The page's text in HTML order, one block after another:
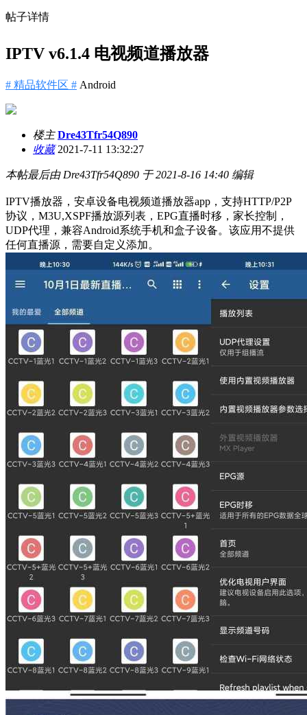
帖子详情
IPTV v6.1.4 电视频道播放器
# 精品软件区 # Android
楼主 Dre43Tfr54Q890
收藏2021-7-11 13:32:27
本帖最后由 Dre43Tfr54Q890 于 2021-8-16 14:40 编辑
IPTV播放器，安卓设备电视频道播放器app，支持HTTP/P2P
协议，M3U,XSPF播放源列表，EPG直播时移，家长控制，
UDP代理，兼容Android系统手机和盒子设备。该应用不提供
任何直播源，需要自定义添加。